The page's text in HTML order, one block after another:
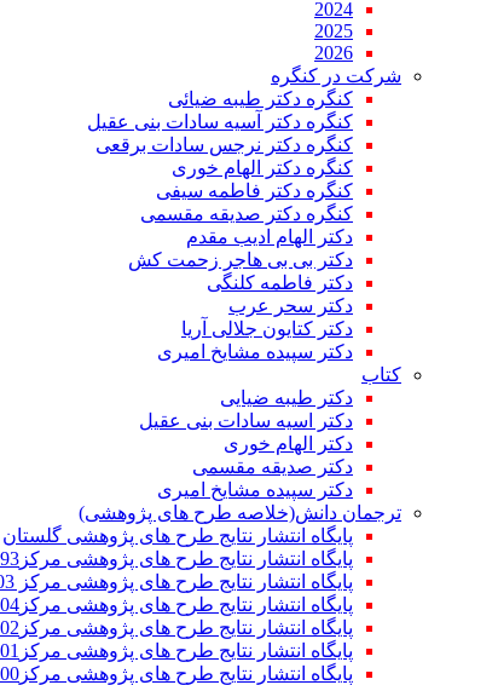
2024
2025
2026
شرکت در کنگره
کنگره دکتر طیبه ضیائی
کنگره دکتر آسیه سادات بنی عقیل
کنگره دکتر نرجس سادات برقعی
کنگره دکتر الهام خوری
کنگره دکتر فاطمه سیفی
کنگره دکتر صدیقه مقسمی
دکتر الهام ادیب مقدم
دکتر بی بی هاجر زحمت کش
دکتر فاطمه کلنگی
دکتر سحر عرب
دکتر کتایون جلالی آریا
دکتر سپیده مشایخ امیری
کتاب
دکتر طیبه ضیایی
دکتر اسیه سادات بنی عقیل
دکتر الهام خوری
دکتر صدیقه مقسمی
دکتر سپیده مشایخ امیری
ترجمان دانش(خلاصه طرح های پژوهشی)
پایگاه انتشار نتایج طرح های پژوهشی گلستان
پایگاه انتشار نتایج طرح های پژوهشی مرکز93 تا99
پایگاه انتشار نتایج طرح های پژوهشی مرکز 1403
پایگاه انتشار نتایج طرح های پژوهشی مرکز1404
پایگاه انتشار نتایج طرح های پژوهشی مرکز1402
پایگاه انتشار نتایج طرح های پژوهشی مرکز1401
پایگاه انتشار نتایج طرح های پژوهشی مرکز1400